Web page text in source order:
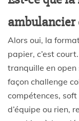
ambulancier
Alors oui, la
papier, c’est
tranquille en open
façon challenge
compétences,
d’équipe ou rien,